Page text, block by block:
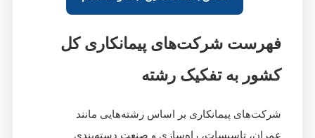
فهرست شرکت‌های پیمانکاری کل
کشور به تفکیک رشته
شرکت‌های پیمانکاری بر اساس رشته‌هایی مانند
عمران، تاسیسات، راه‌سازی و صنعت دسته‌بندی